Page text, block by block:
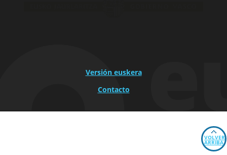
Versión euskera
Contacto
VOLVER
ARRIBA